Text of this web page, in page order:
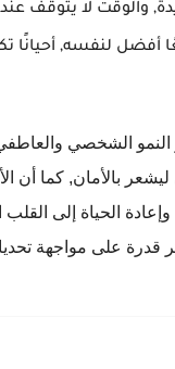
والوقت لا يتوقف
أفضل لنفسه, أحيانًا
الشخصي
بالأمان, كما أن
الحياة إلى
على مواجهة